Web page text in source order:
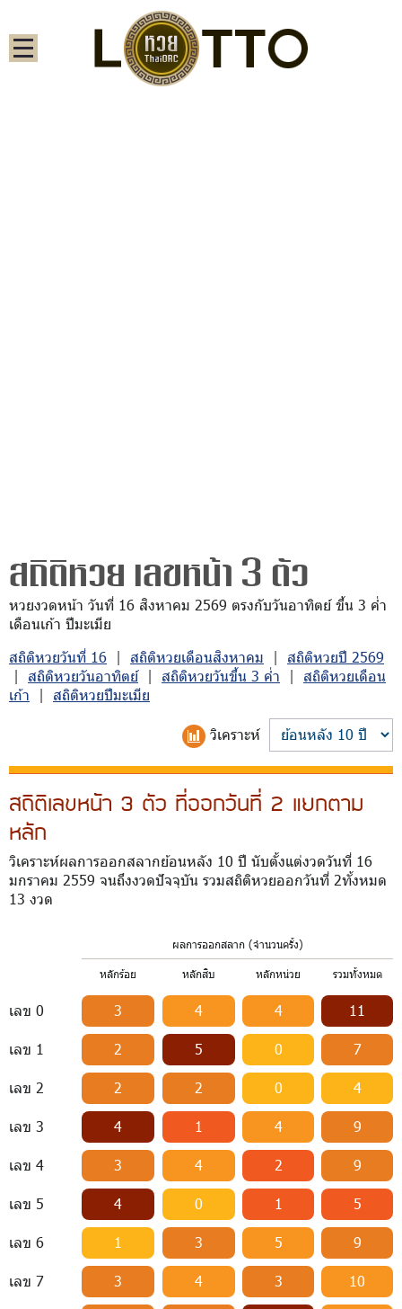
สถิติหวย เลขหน้า 3 ตัว
หวยงวดหน้า วันที่ 16 สิงหาคม 2569 ตรงกับวันอาทิตย์ ขึ้น 3 ค่ำ
เดือนเก้า ปีมะเมีย
สถิติหวยวันที่ 16 | สถิติหวยเดือนสิงหาคม | สถิติหวยปี 2569
| สถิติหวยวันอาทิตย์| สถิติหวยวันขึ้น 3 ค่ำ | สถิติหวยเดือน
เก้า | สถิติหวยปีมะเมีย
วิเคราะห์
สถิติเลขหน้า 3 ตัว ที่ออกวันที่ 2 แยกตาม
หลัก
วิเคราะห์ผลการออกสลากย้อนหลัง 10 ปี นับตั้งแต่งวดวันที่ 16
มกราคม 2559 จนถึงงวดปัจจุบัน รวมสถิติหวยออกวันที่ 2ทั้งหมด
13 งวด
ผลการออกสลาก (จำนวนครั้ง)
หลักร้อย หลักสิบ หลักหน่วย รวมทั้งหมด
เลข 0 3 4 4 11
เลข 1 2 5 0 7
เลข 2 2 2 0 4
เลข 3 4 1 4 9
เลข 4 3 4 2 9
เลข 5 4 0 1 5
เลข 6 1 3 5 9
เลข 7 3 4 3 10